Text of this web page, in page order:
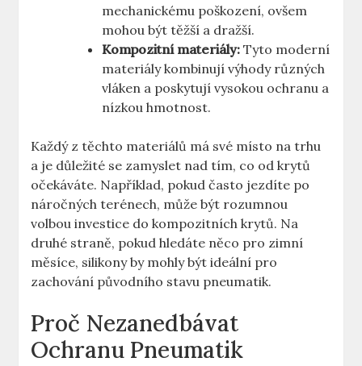
mechanickému poškození, ovšem
mohou být těžší a dražší.
Kompozitní materiály: Tyto moderní
materiály kombinují výhody různých
vláken a poskytují vysokou ochranu a
nízkou hmotnost.
Každý z těchto materiálů má své místo na trhu
a je důležité se zamyslet nad tím, co od krytů
očekáváte. Například, pokud často jezdíte po
náročných terénech, může být rozumnou
volbou investice do kompozitních krytů. Na
druhé straně, pokud hledáte něco pro zimní
měsíce, silikony by mohly být ideální pro
zachování původního stavu pneumatik.
Proč Nezanedbávat
Ochranu Pneumatik